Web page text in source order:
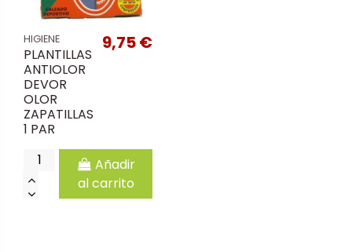
HIGIENE
PLANTILLAS
ANTIOLOR
DEVOR
OLOR
ZAPATILLAS
1 PAR
9,75 €
Añadir
al carrito